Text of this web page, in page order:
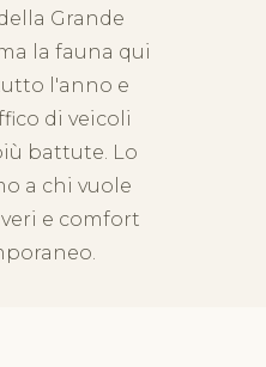
Grande
la fauna qui
l'anno e
di veicoli
battute. Lo
a chi vuole
e comfort